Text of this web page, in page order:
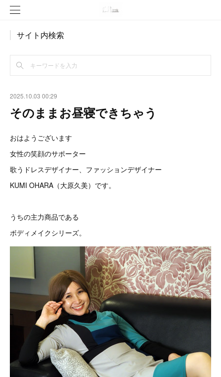
サイト内検索
2025.10.03 00:29
そのままお昼寝できちゃう
おはようございます
女性の笑顔のサポーター
歌うドレスデザイナー、ファッションデザイナー
KUMI OHARA（大原久美）です。
うちの主力商品である
ボディメイクシリーズ。